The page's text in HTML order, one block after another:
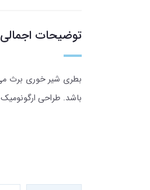
توضیحات اجمالی
باشد. طراحی